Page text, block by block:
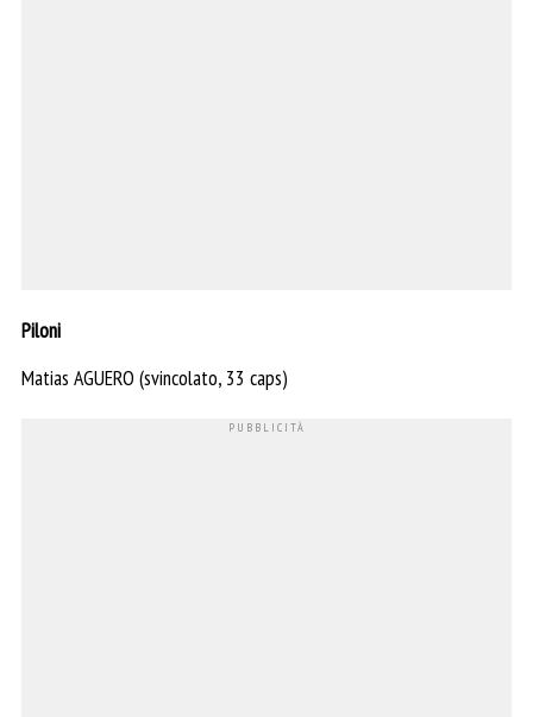
Piloni
Matias AGUERO (svincolato, 33 caps)